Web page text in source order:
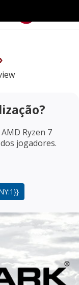
AMD Ryzen 7
jogadores.